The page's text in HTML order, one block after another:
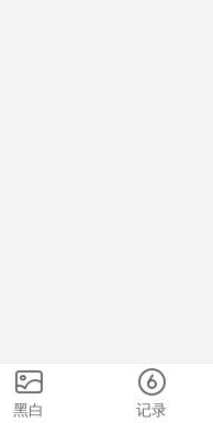
黑白 记录